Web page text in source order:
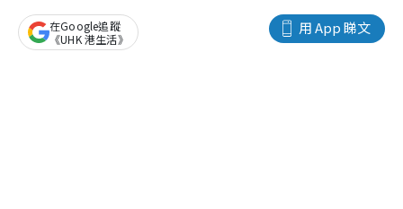
用 App 睇文
在Google追蹤
《UHK 港生活》